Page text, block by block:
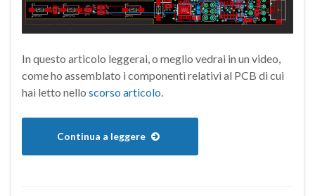
In questo articolo leggerai, o meglio vedrai in un video,
come ho assemblato i componenti relativi al PCB di cui
hai letto nello scorso articolo.
Continua a leggere